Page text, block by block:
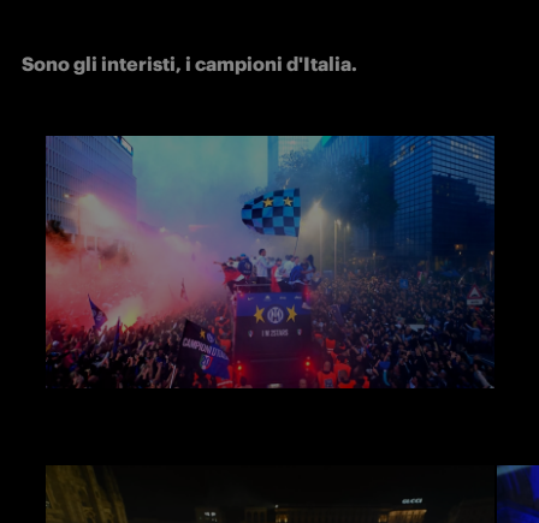
Sono gli interisti, i campioni d'Italia.